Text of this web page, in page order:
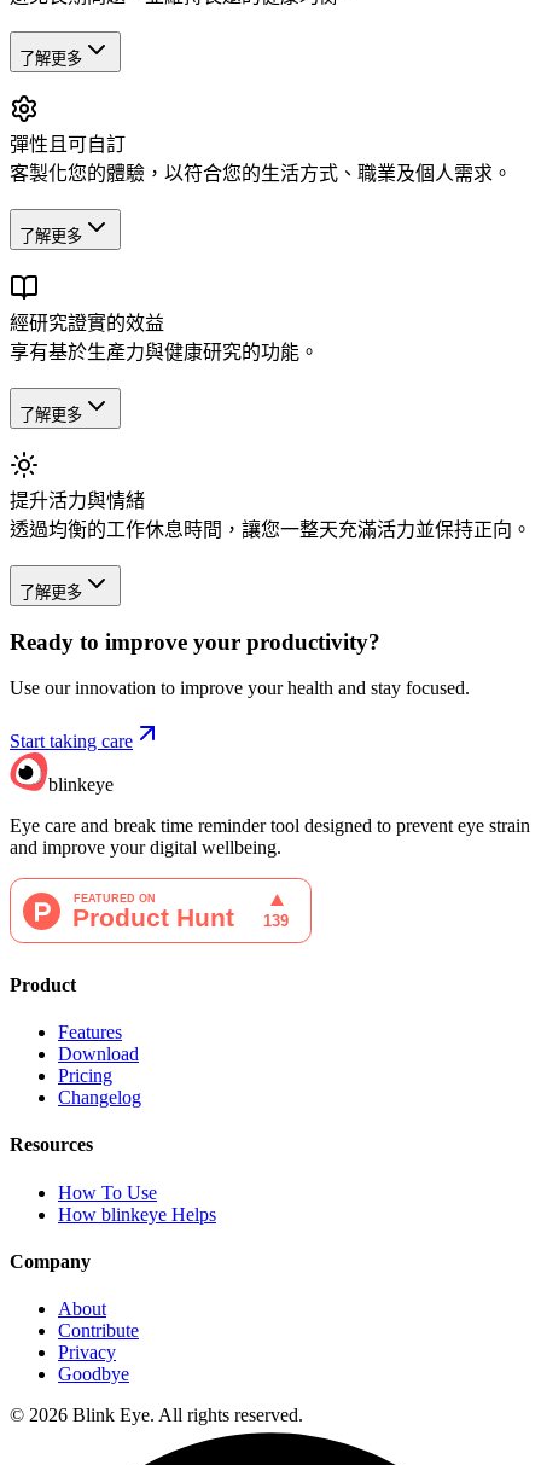
了解更多
彈性且可自訂
客製化您的體驗，以符合您的生活方式、職業及個人需求。
了解更多
經研究證實的效益
享有基於生產力與健康研究的功能。
了解更多
提升活力與情緒
透過均衡的工作休息時間，讓您一整天充滿活力並保持正向。
了解更多
Ready to improve your productivity?
Use our innovation to improve your health and stay focused.
Start taking care
blinkeye
Eye care and break time reminder tool designed to prevent eye strain
and improve your digital wellbeing.
Product
Features
Download
Pricing
Changelog
Resources
How To Use
How blinkeye Helps
Company
About
Contribute
Privacy
Goodbye
© 2026 Blink Eye. All rights reserved.